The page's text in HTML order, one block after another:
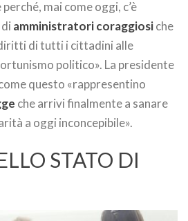
mai come oggi, c’è
amministratori coraggiosiche
di tutti i cittadini alle
politico». La presidente
questo «rappresentino
che arrivi finalmente a sanare
a oggi inconcepibile».
STATO DI